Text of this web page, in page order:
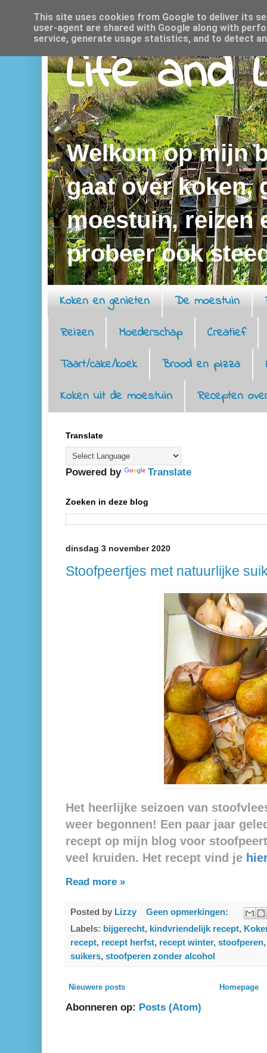
Life and
Welkom op mijn
gaat over koken,
moestuin, reizen
probeer ook
Koken en genieten De moestuin
Reizen
Moederschap
Creatief
Taart/cake/koek
Brood en pizza
Koken uit de moestuin
Recepten
Translate
Powered by Translate
Zoeken in deze blog
dinsdag 3 november 2020
Stoofpeertjes met natuurlijke
Het heerlijke seizoen van
weer begonnen! Een paar jaar
recept op mijn blog voor
veel kruiden. Het recept vind je
Read more »
Posted by Lizzy
Geen opmerkingen:
Labels: bijgerecht, kindvriendelijk recept,
recept, recept herfst, recept winter, stoofperen
suikers, stoofperen zonder alcohol
Nieuwere posts Homepage
Abonneren op: Posts (Atom)
This site uses cookies from Google to deliver its
user-agent are shared with Google along with
service, generate usage statistics, and to detect